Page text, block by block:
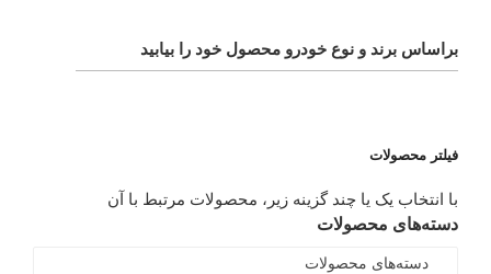
براساس برند و نوع خودرو محصول خود را بیابید
فیلتر محصولات
با انتخاب یک یا چند گزینه زیر، محصولات مرتبط با آن
دسته‌های محصولات
دسته‌های محصولات